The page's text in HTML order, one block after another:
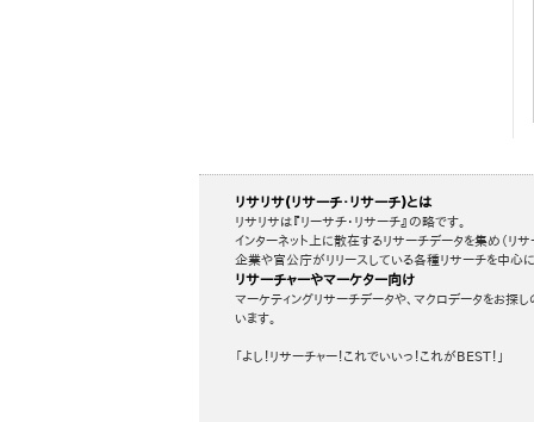
リサリサ(リサーチ・リサーチ)とは
リサリサは『リーサチ・リサーチ』の略です。
インターネット上に散在するリサーチデータを集め（リ
企業や官公庁がリリースしている各種リサーチを中心
リサーチャーやマーケター向け
マーケティングリサーチデータや、マクロデータをお探
います。
「よし！リサーチャー！これでいいっ！これがBEST！」